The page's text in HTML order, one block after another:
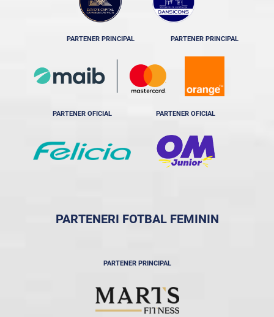
PARTENER PRINCIPAL PARTENER PRINCIPAL
PARTENER OFICIAL PARTENER OFICIAL
PARTENERI FOTBAL FEMININ
PARTENER PRINCIPAL